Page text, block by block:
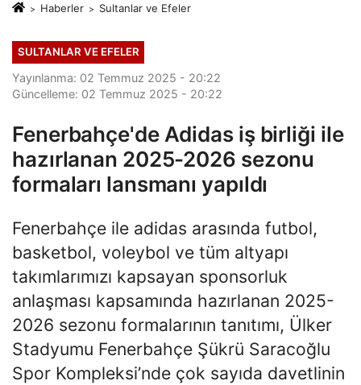
Haberler Sultanlar ve Efeler
SULTANLAR VE EFELER
Yayınlanma: 02 Temmuz 2025 - 20:22
Güncelleme: 02 Temmuz 2025 - 20:22
Fenerbahçe'de Adidas iş birliği ile
hazırlanan 2025-2026 sezonu
formaları lansmanı yapıldı
Fenerbahçe ile adidas arasında futbol,
basketbol, voleybol ve tüm altyapı
takımlarımızı kapsayan sponsorluk
anlaşması kapsamında hazırlanan 2025-
2026 sezonu formalarının tanıtımı, Ülker
Stadyumu Fenerbahçe Şükrü Saracoğlu
Spor Kompleksi’nde çok sayıda davetlinin